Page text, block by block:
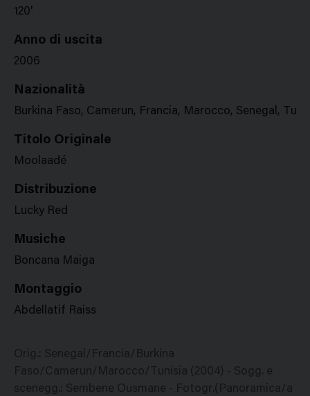
120'
Anno di uscita
2006
Nazionalità
Burkina Faso, Camerun, Francia, Marocco, Senegal,
Titolo Originale
Moolaadé
Distribuzione
Lucky Red
Musiche
Boncana Maiga
Montaggio
Abdellatif Raiss
Orig.: Senegal/Francia/Burkina
Faso/Camerun/Marocco/Tunisia (2004) - Sogg. e
scenegg.: Sembene Ousmane - Fotogr.(Panoramica/a